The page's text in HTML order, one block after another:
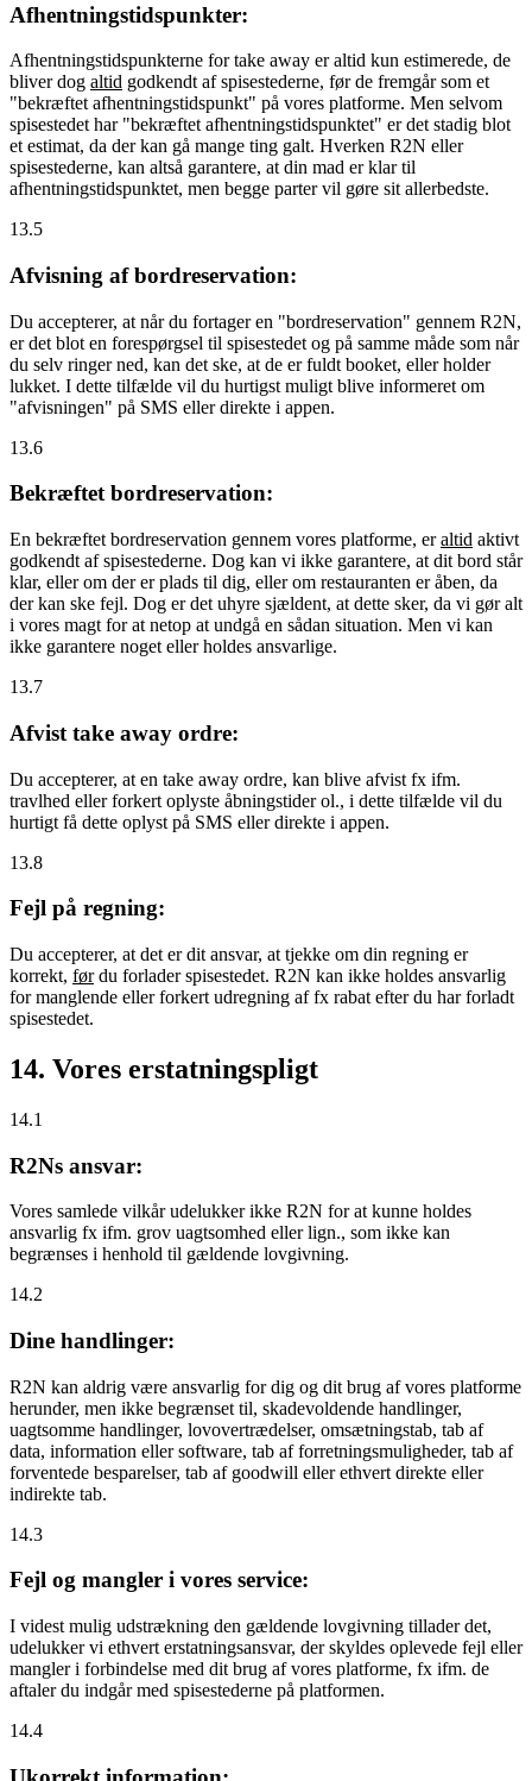
Afhentningstidspunkter:
Afhentningstidspunkterne for take away er altid kun estimerede, de
bliver dog altid godkendt af spisestederne, før de fremgår som et
"bekræftet afhentningstidspunkt" på vores platforme. Men selvom
spisestedet har "bekræftet afhentningstidspunktet" er det stadig blot
et estimat, da der kan gå mange ting galt. Hverken R2N eller
spisestederne, kan altså garantere, at din mad er klar til
afhentningstidspunktet, men begge parter vil gøre sit allerbedste.
13.5
Afvisning af bordreservation:
Du accepterer, at når du fortager en "bordreservation" gennem R2N,
er det blot en forespørgsel til spisestedet og på samme måde som når
du selv ringer ned, kan det ske, at de er fuldt booket, eller holder
lukket. I dette tilfælde vil du hurtigst muligt blive informeret om
"afvisningen" på SMS eller direkte i appen.
13.6
Bekræftet bordreservation:
En bekræftet bordreservation gennem vores platforme, eraltid aktivt
godkendt af spisestederne. Dog kan vi ikke garantere, at dit bord står
klar, eller om der er plads til dig, eller om restauranten er åben, da
der kan ske fejl. Dog er det uhyre sjældent, at dette sker, da vi gør alt
i vores magt for at netop at undgå en sådan situation. Men vi kan
ikke garantere noget eller holdes ansvarlige.
13.7
Afvist take away ordre:
Du accepterer, at en take away ordre, kan blive afvist fx ifm.
travlhed eller forkert oplyste åbningstider ol., i dette tilfælde vil du
hurtigt få dette oplyst på SMS eller direkte i appen.
13.8
Fejl på regning:
Du accepterer, at det er dit ansvar, at tjekke om din regning er
korrekt, førdu forlader spisestedet. R2N kan ikke holdes ansvarlig
for manglende eller forkert udregning af fx rabat efter du har forladt
spisestedet.
14. Vores erstatningspligt
14.1
R2Ns ansvar:
Vores samlede vilkår udelukker ikke R2N for at kunne holdes
ansvarlig fx ifm. grov uagtsomhed eller lign., som ikke kan
begrænses i henhold til gældende lovgivning.
14.2
Dine handlinger:
R2N kan aldrig være ansvarlig for dig og dit brug af vores platforme
herunder, men ikke begrænset til, skadevoldende handlinger,
uagtsomme handlinger, lovovertrædelser, omsætningstab, tab af
data, information eller software, tab af forretningsmuligheder, tab af
forventede besparelser, tab af goodwill eller ethvert direkte eller
indirekte tab.
14.3
Fejl og mangler i vores service:
I videst mulig udstrækning den gældende lovgivning tillader det,
udelukker vi ethvert erstatningsansvar, der skyldes oplevede fejl eller
mangler i forbindelse med dit brug af vores platforme, fx ifm. de
aftaler du indgår med spisestederne på platformen.
14.4